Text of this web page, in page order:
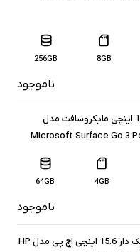
8GB
256GB
ناموجود
لپ تاپ استوک تبلت شو 10.5 اینچی مایکروسافت مدل
Microsoft Surface Go 3
4GB
64GB
ناموجود
لپ تاپ استوک لمسی گرافیک دار 15.6 اینچی اچ پی مدل HP